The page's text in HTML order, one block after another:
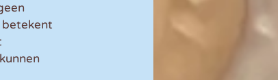
betekent